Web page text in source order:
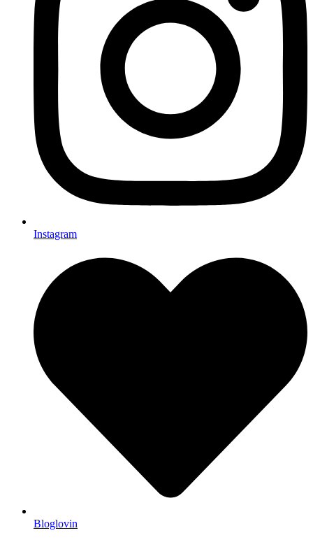
Instagram
Bloglovin